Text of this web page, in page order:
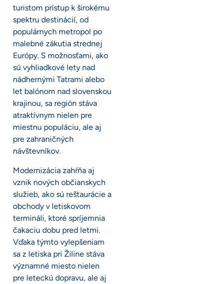
turistom prístup k širokému
spektru destinácií, od
populárnych metropol po
malebné zákutia strednej
Európy. S možnosťami, ako
sú vyhliadkové lety nad
nádhernými Tatrami alebo
let balónom nad slovenskou
krajinou, sa región stáva
atraktívnym nielen pre
miestnu populáciu, ale aj
pre zahraničných
návštevníkov.
Modernizácia zahŕňa aj
vznik nových občianskych
služieb, ako sú reštaurácie a
obchody v letiskovom
termináli, ktoré spríjemnia
čakaciu dobu pred letmi.
Vďaka týmto vylepšeniam
sa z letiska pri Žiline stáva
významné miesto nielen
pre leteckú dopravu, ale aj